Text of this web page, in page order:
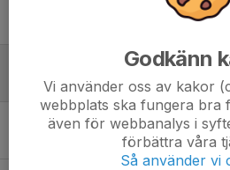
16 jun 2019 0
Skills4U
13 jun 2019 0
Godkänn
Vi använder oss av kakor
webbplats ska fungera bra
även för webbanalys i
förbättra våra
Så använder vi